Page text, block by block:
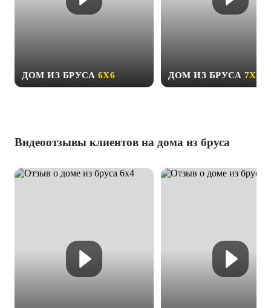
ДОМ ИЗ БРУСА 6Х6 ДОМ ИЗ БРУСА 7Х9
Видеоотзывы клиентов на дома из бруса